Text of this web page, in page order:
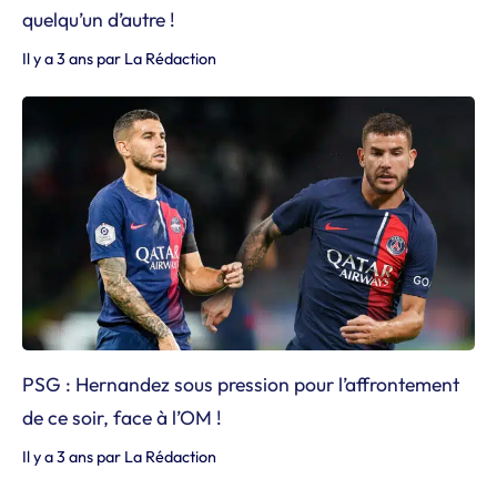
quelqu’un d’autre !
Il y a 3 ans par La Rédaction
PSG : Hernandez sous pression pour l’affrontement
de ce soir, face à l’OM !
Il y a 3 ans par La Rédaction